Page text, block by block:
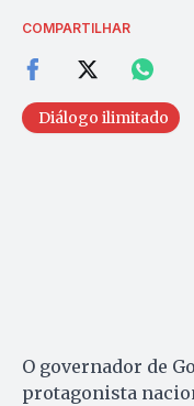
COMPARTILHAR
Diálogo ilimitado
O governador de
protagonista